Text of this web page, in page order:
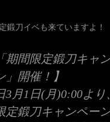
鍛刀イベも来ていますよ！
期間限定鍛刀キャ
」開催！】
3月1日(月)0:00より
定鍛刀キャンペー